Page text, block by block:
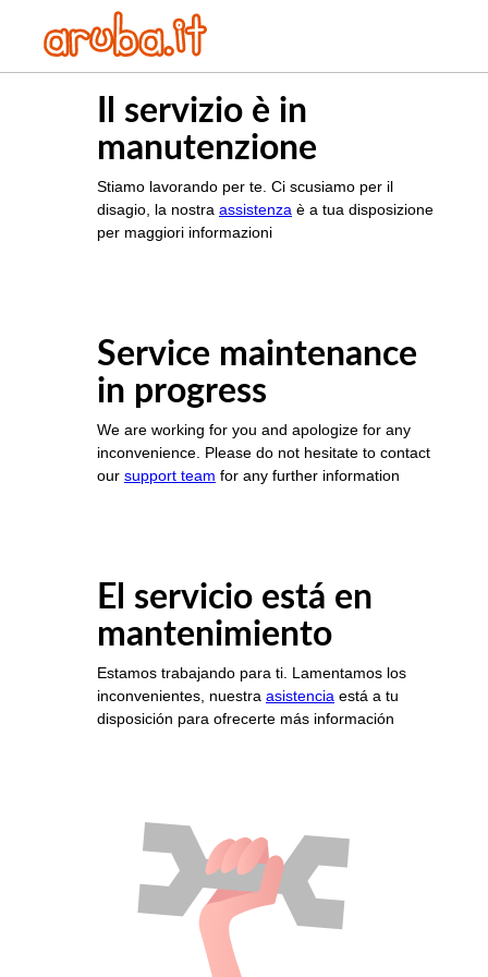
Il servizio è in
manutenzione
Stiamo lavorando per te. Ci scusiamo per il
disagio, la nostra assistenza è a tua disposizione
per maggiori informazioni
Service maintenance
in progress
We are working for you and apologize for any
inconvenience. Please do not hesitate to contact
our support team for any further information
El servicio está en
mantenimiento
Estamos trabajando para ti. Lamentamos los
inconvenientes, nuestra asistencia está a tu
disposición para ofrecerte más información